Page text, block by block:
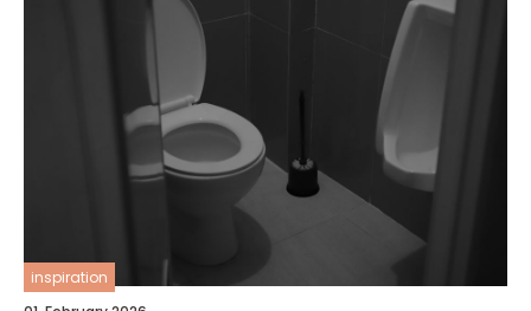
inspiration